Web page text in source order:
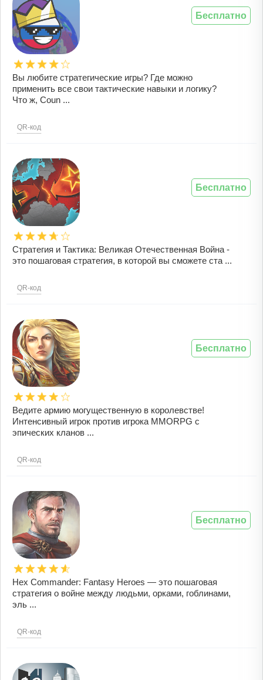
Вы любите стратегические игры? Где можно
применить все свои тактические навыки и логику?
Что ж, Coun ...
QR-код
Бесплатно
Стратегия и Тактика: Великая Отечественная Война -
это пошаговая стратегия, в которой вы сможете ста ...
QR-код
Бесплатно
Ведите армию могущественную в королевстве!
Интенсивный игрок против игрока MMORPG с
эпических кланов ...
QR-код
Бесплатно
Hex Commander: Fantasy Heroes — это пошаговая
стратегия о войне между людьми, орками, гоблинами,
эль ...
QR-код
Бесплатно